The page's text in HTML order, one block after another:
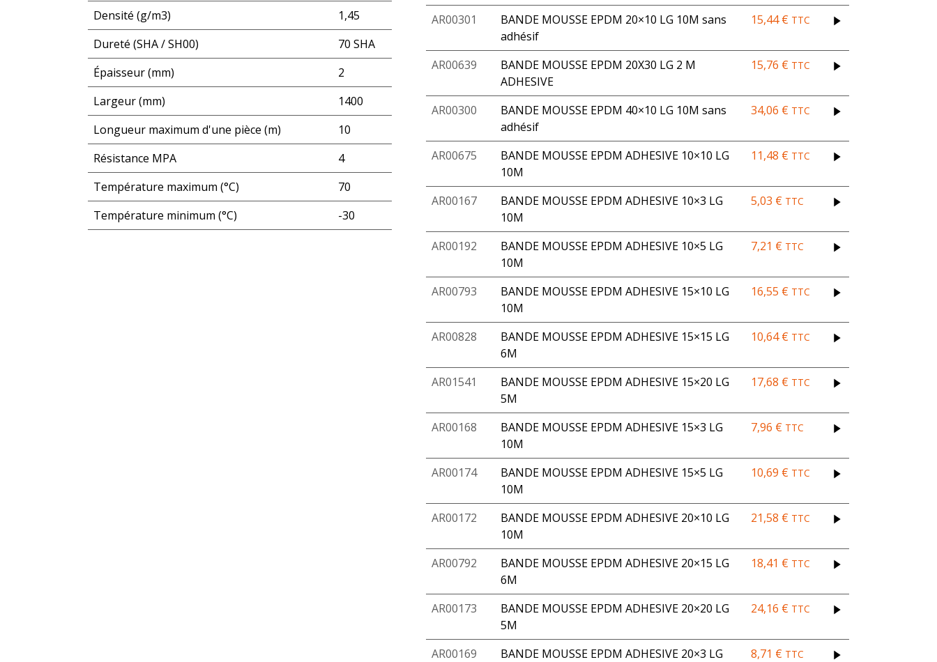
Densité (g/m3)
1,45
Dureté (SHA / SH00)
70 SHA
Épaisseur (mm)
2
Largeur (mm)
1400
Longueur maximum d'une pièce (m)
10
Résistance MPA
4
Température maximum (°C)
70
Température minimum (°C)
-30
AR00301
BANDE MOUSSE EPDM 20×10 LG 10M sans
adhésif
15,44€ TTC
AR00639
BANDE MOUSSE EPDM 20X30 LG 2 M
ADHESIVE
15,76 € TTC
AR00300
BANDE MOUSSE EPDM 40×10 LG 10M sans
adhésif
34,06 € TTC
AR00675
BANDE MOUSSE EPDM ADHESIVE 10×10 LG
10M
11,48 € TTC
AR00167
BANDE MOUSSE EPDM ADHESIVE 10×3 LG
10M
5,03 € TTC
AR00192
BANDE MOUSSE EPDM ADHESIVE 10×5 LG
10M
7,21 € TTC
AR00793
BANDE MOUSSE EPDM ADHESIVE 15×10 LG
10M
16,55 € TTC
AR00828
BANDE MOUSSE EPDM ADHESIVE 15×15 LG
6M
10,64€ TTC
AR01541
BANDE MOUSSE EPDM ADHESIVE 15×20 LG
5M
17,68 € TTC
AR00168
BANDE MOUSSE EPDM ADHESIVE 15×3 LG
10M
7,96 € TTC
AR00174
BANDE MOUSSE EPDM ADHESIVE 15×5 LG
10M
10,69 € TTC
AR00172
BANDE MOUSSE EPDM ADHESIVE 20×10 LG
10M
21,58 € TTC
AR00792
BANDE MOUSSE EPDM ADHESIVE 20×15 LG
6M
18,41 € TTC
AR00173
BANDE MOUSSE EPDM ADHESIVE 20×20 LG
5M
24,16 € TTC
AR00169
BANDE MOUSSE EPDM ADHESIVE 20×3 LG
8,71 € TTC